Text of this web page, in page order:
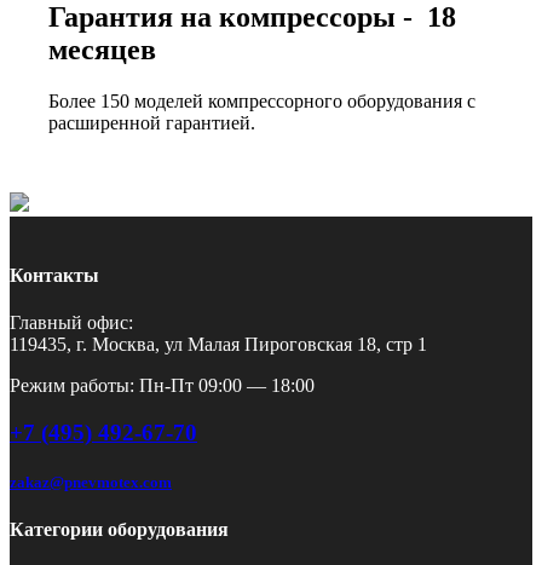
Гарантия на компрессоры - 18
месяцев
Более 150 моделей компрессорного оборудования с
расширенной гарантией.
Контакты
Главный офис:
119435, г. Москва, ул Малая Пироговская 18, стр 1
Режим работы: Пн-Пт 09:00 — 18:00
+7 (495) 492-67-70
zakaz@pnevmotex.com
Категории оборудования